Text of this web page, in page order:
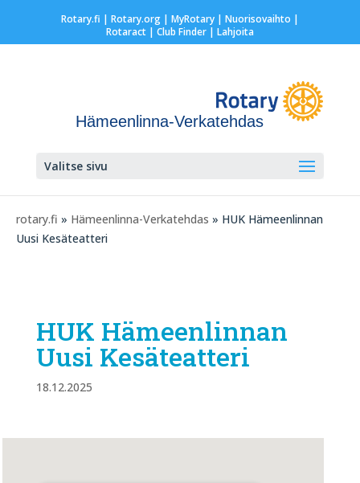
Rotary.fi | Rotary.org| MyRotary | Nuorisovaihto |
Rotaract| Club Finder| Lahjoita
Hämeenlinna-Verkatehdas
Valitse sivu
rotary.fi » Hämeenlinna-Verkatehdas » HUK Hämeenlinnan
Uusi Kesäteatteri
HUK Hämeenlinnan
Uusi Kesäteatteri
18.12.2025